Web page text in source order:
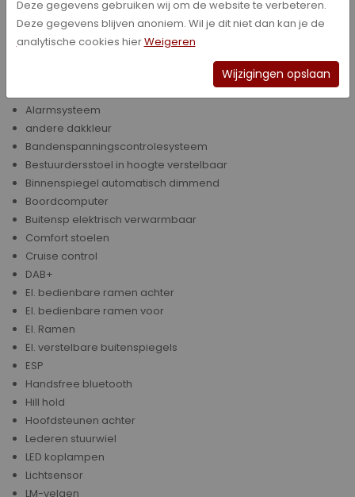
Airbag(s)
Airbag(s) voor
Alarmsysteem
andere dakkleur
Bandenspanningscontrolesysteem
Bestuurdersstoel in hoogte verstelbaar
Binnenspiegel automatisch dimmend
Boordcomputer
Buitensp elektrisch verwarmbaar
Comfort stoelen
Cruise control
DAB+
El. bedienbare ramen achter
El. bedienbare ramen voor
El. Ramen
El. verstelbare buitenspiegels
ESP
Handsfree bluetooth
Hill hold
Hoofdsteunen achter
Lederen stuurwiel
LED koplampen
Lichtsensor
LM-velgen
Deze gegevens gebruiken wij om de website te verbeteren.
Deze gegevens blijven anoniem. Wil je dit niet dan kan je de
analytische cookies hierWeigeren
Wijzigingen opslaan